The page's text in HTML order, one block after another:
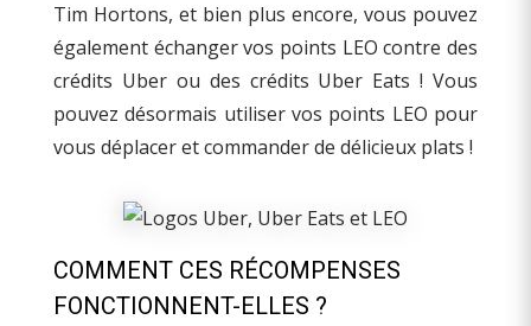
Tim Hortons, et bien plus encore, vous pouvez
également échanger vos points LEO contre des
crédits Uber ou des crédits Uber Eats ! Vous
pouvez désormais utiliser vos points LEO pour
vous déplacer et commander de délicieux plats !
COMMENT CES RÉCOMPENSES
FONCTIONNENT-ELLES ?